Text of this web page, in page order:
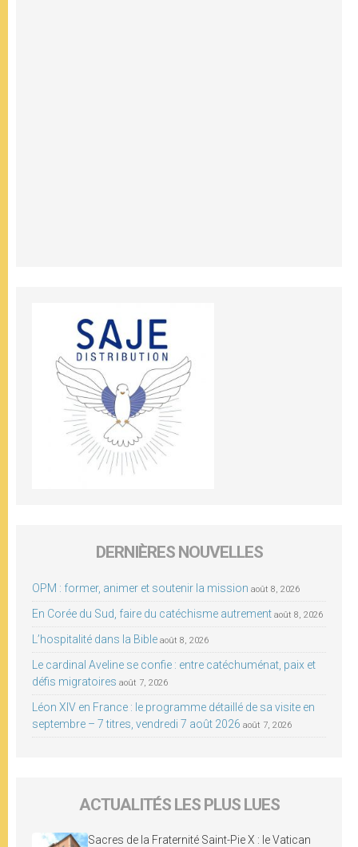
DERNIÈRES NOUVELLES
OPM : former, animer et soutenir la mission août 8, 2026
En Corée du Sud, faire du catéchisme autrement août 8, 2026
L’hospitalité dans la Bible août 8, 2026
Le cardinal Aveline se confie : entre catéchuménat, paix et
défis migratoires août 7, 2026
Léon XIV en France : le programme détaillé de sa visite en
septembre – 7 titres, vendredi 7 août 2026 août 7, 2026
ACTUALITÉS LES PLUS LUES
Sacres de la Fraternité Saint-Pie X : le Vatican